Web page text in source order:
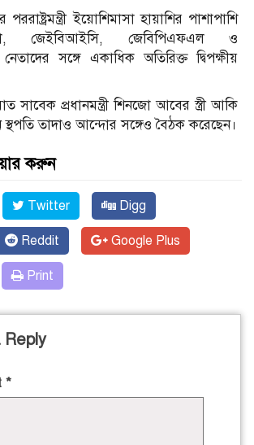
পররাষ্ট্রমন্ত্রী ইয়োশিমাসা হায়াশির পাশাপাশি
জেইবিআইসি, জেবিপিএফএল ও
সঙ্গে একাধিক অতিরিক্ত দ্বিপক্ষীয়
সাবেক প্রধানমন্ত্রী শিনজো আবের স্ত্রী আকি
তাদাও আন্দোর সঙ্গেও বৈঠক করেছেন।
করুন
Twitter Digg
Reddit Google Plus
Print
Reply
*